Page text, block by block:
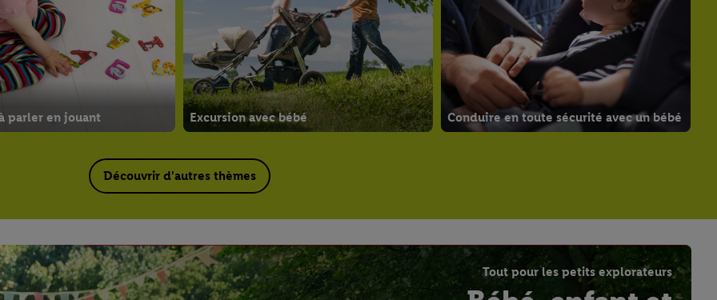
parler en jouant Excursion avec bébé Conduire en toute sécurité avec un bébé
Découvrir d'autres thèmes
Tout pour les petits explorateurs